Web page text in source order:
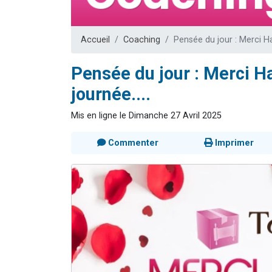
Nouvelle
61
Ariel vient
Eva vient de
Accueil Coaching Pensée du jour : Merci
Pensée du jour : Merci
journée....
Mis en ligne le Dimanche 27 Avril 2025
Commenter Imprimer